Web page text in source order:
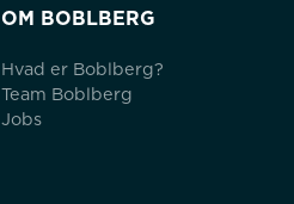
OM BOBLBERG
Hvad er Boblberg?
Team Boblberg
Jobs